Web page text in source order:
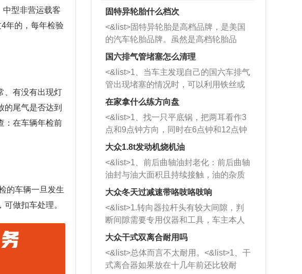
型非营运载客
年的，每年检验
、有没有出现灯
的尾气是否达到
：在车辆年检前
的车辆一旦发生
做扣车处理。
固特异轮胎什么档次
<&list>固特异轮胎是高档品牌，是美国
的汽车轮胎品牌。虽然是高档轮胎品
牌，但是中高低端的轮胎都有生产，这
也是为了更好的开拓市场。
国六排气管堵塞怎么清理
<&list>1、当车主发现自己的国六车排气
管出现堵塞的情况时，可以利用铁丝或
者是细棍，直接将杂物给取出来，如果
堵塞情况比较严重，也可以采取应急措
施。 <&list>2、直接利用木棍将所有的
杂物推到排气管里面的位置处，然后将
三元催化器拆解开，就可以将堵塞的东
西取出来。但如果是因为积碳过多引起
的堵塞，就需要将三元催化器泡在草酸
洗剂对堵塞的情况得到解决，将清洗剂
放在燃油箱中，与燃油混合后，车辆启
动时，就可以和汽油一起进入到燃烧
室，最后形成废气排出，就可以让三元
催化器得到清洗，排气管堵塞的情况就
能够得到解决。
在家拿什么练方向盘
<&list>1、找一只平底锅，把两耳看作3
点和9点钟方向，同时在6点钟和12点钟
方向做一个标记。 <&list>2、双手握住
一圈半的练习，往右同样也要打相同的
圈数。 <&list>3、最后强调要反复练
习，这样就可以形成肌肉记忆，在真实
驾驶车辆时，不需要记忆也能打好方
向。
大众1.8t发动机烧机油
<&list>1、前后曲轴油封老化：前后曲轴
油封与油大面积且持续接触，油的杂质
和发动机内持续温度变化使其密封效果
逐渐减弱，导致渗油或漏油。<&list>2、
活塞间隙过大：积碳会使活塞环与缸体
的间隙扩大，导致机油流入燃烧室中，
造成烧机油。<&list>3、机油粘度。使用
机油粘度过小的话，同样会有烧机油现
象，机油粘度过小具有很好的流动性，
大众冬天过减速带咯吱咯吱响
<&list>1.转向器拉杆头有较大间隙，判
断间隙需要专用仪器和工具，车主本人
无法制作，需要将车辆送到修理厂或4s
店；<&list>2.车辆半轴套管防尘罩破
裂，破裂后会出现漏油现象，使半轴磨
损严重，磨损的半轴容易损坏，产生异
大众干式双离合耐用吗
<&list>总体而言不太耐用。<&list>1、干
式离合器如果放在十几年前还比较耐